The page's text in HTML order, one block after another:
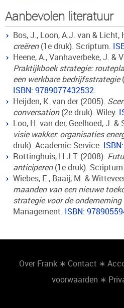
Aanbevolen literatuur
Bos, J., Loon, A.J. van & Licht,
creëren(1e druk). Scriptum.
Heene, A., Vanhaverbeke, J. &
Praktijkboek strategie:
een werkbare bedrijfsstrategie
ISBN: 9789077432532.
Heijden, K. van der (2005).
conversation(2e druk). Wiley.
Loo, H. van der, Geelhoed, J. &
visie wakker: organisaties
druk). Academic Service.
Rottinghuis, H.J.T. (2008).
anticiperen(1e druk). Scriptum.
Wiebes, E., Baaij, M. &
maanden van een nieuwe
strategie voor de onderneming
Management. ISBN:
Over Frank ∗ Contact ∗
voorwaarden ∗